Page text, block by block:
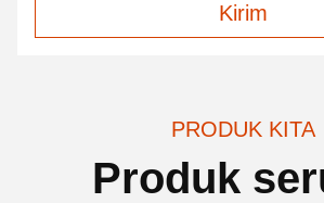
Kirim
PRODUK KITA
Produk